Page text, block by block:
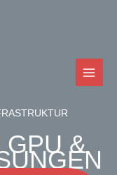
GPU &